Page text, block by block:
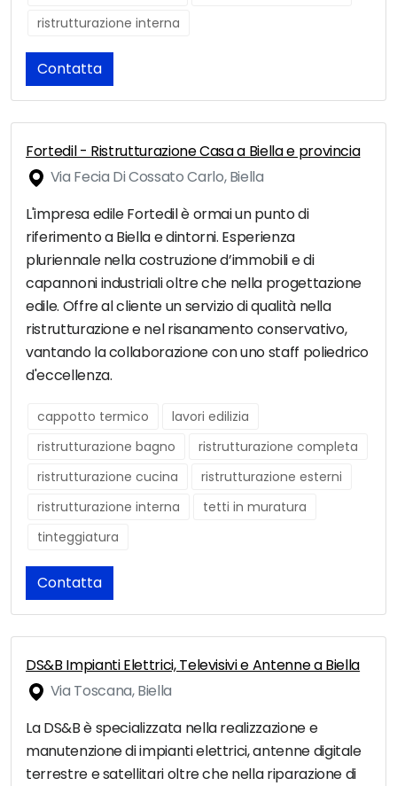
ristrutturazione interna
Contatta
Fortedil - Ristrutturazione Casa a Biella e provincia
Via Fecia Di Cossato Carlo, Biella
L'impresa edile Fortedil è ormai un punto di
riferimento a Biella e dintorni. Esperienza
pluriennale nella costruzione d’immobili e di
capannoni industriali oltre che nella progettazione
edile. Offre al cliente un servizio di qualità nella
ristrutturazione e nel risanamento conservativo,
vantando la collaborazione con uno staff poliedrico
d'eccellenza.
cappotto termico
lavori edilizia
ristrutturazione bagno
ristrutturazione completa
ristrutturazione cucina
ristrutturazione esterni
ristrutturazione interna
tetti in muratura
tinteggiatura
Contatta
DS&B Impianti Elettrici, Televisivi e Antenne a Biella
Via Toscana, Biella
La DS&B è specializzata nella realizzazione e
manutenzione di impianti elettrici, antenne digitale
terrestre e satellitari oltre che nella riparazione di